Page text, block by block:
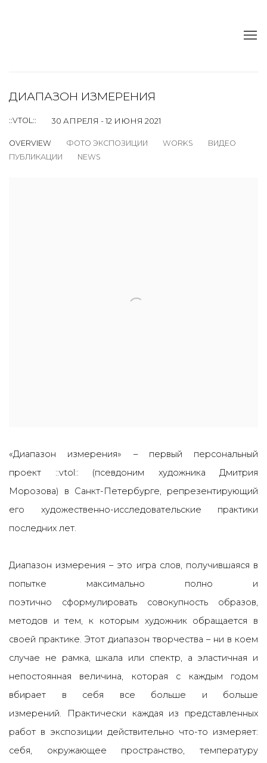
ДИАПАЗОН ИЗМЕРЕНИЯ
::VTOL:: 30 АПРЕЛЯ - 12 ИЮНЯ 2021
OVERVIEW ФОТО ЭКСПОЗИЦИИ WORKS
ВИДЕО
ПУБЛИКАЦИИ
NEWS
«Диапазон измерения» – первый персональный
проект ::vtol:: (псевдоним художника Дмитрия
Морозова) в Санкт-Петербурге, репрезентирующий
его художественно-исследовательские практики
последних лет.
Диапазон измерения – это игра слов, получившаяся в
попытке максимально полно и
поэтично сформулировать совокупность образов,
методов и тем, к которым художник обращается в
своей практике. Этот диапазон творчества – ни в коем
случае не рамка, шкала или спектр, а эластичная и
непостоянная величина, которая с каждым годом
вбирает в себя все больше и больше
измерений. Практически каждая из представленных
работ в экспозиции действительно что-то измеряет:
себя, окружающее пространство, температуру